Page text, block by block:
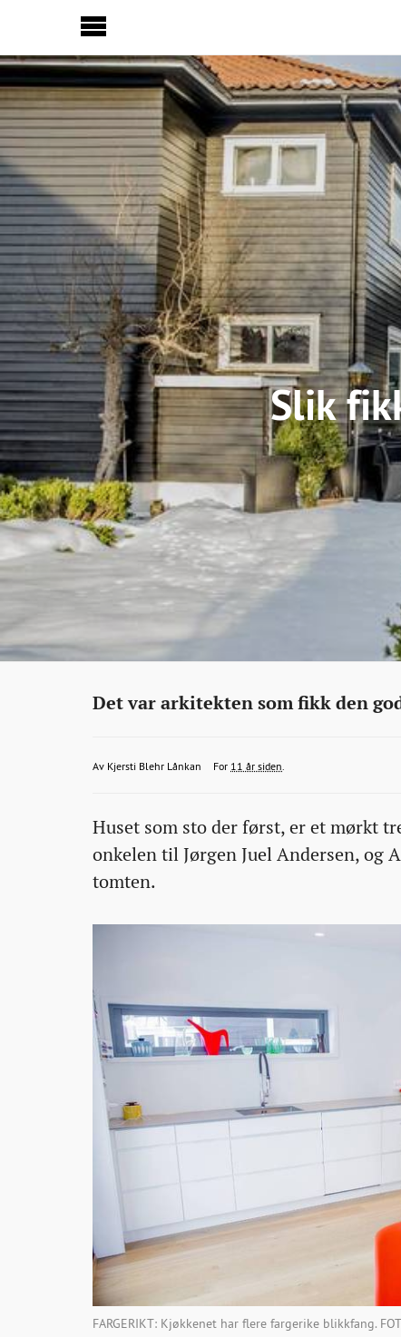
Slik
Eiendom
http://bonansa.no/artikkel/slik-
kvm-
storre-
bolig-
og-
Det var arkitekten som fikk den
Av Kjersti Blehr Lånkan KjerstiBlehrLankan@bonansa.no
2015-
12T12:34:12+00:00
2015-
12T12:34:12+00:00
2015-
12T12:34:12+00:00
For 11 år siden.
Huset som sto der først, er et mørkt
onkelen til Jørgen Juel Andersen, og
tomten.
FARGERIKT: Kjøkkenet har flere fargerike blikkfang.